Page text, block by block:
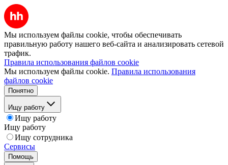
Мы используем файлы cookie, чтобы обеспечивать
правильную работу нашего веб-сайта и анализировать сетевой
трафик.
Правила использования файлов cookie
Мы используем файлы cookie. Правила использования
файлов cookie
Понятно
Ищу работу
Ищу работу
Ищу работу
Ищу сотрудника
Сервисы
Помощь